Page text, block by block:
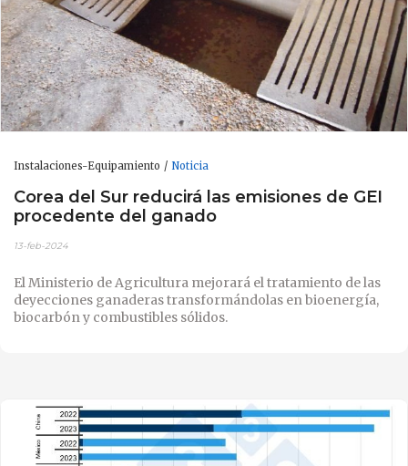
Instalaciones-Equipamiento Noticia
Corea del Sur reducirá las emisiones de GEI
procedente del ganado
13-feb-2024
El Ministerio de Agricultura mejorará el tratamiento de las
deyecciones ganaderas transformándolas en bioenergía,
biocarbón y combustibles sólidos.